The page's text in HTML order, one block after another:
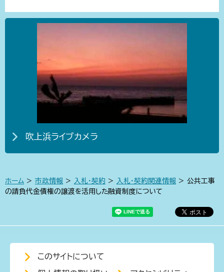
吹上浜ライブカメラ
ホーム > 市政情報 > 入札・契約 > 入札・契約関連情報 > 公共工事
の請負代金債権の譲渡を活用した融資制度について
このサイトについて